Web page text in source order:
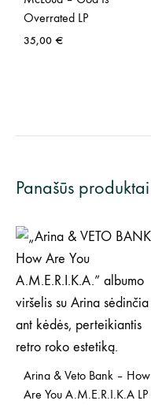
Overrated LP
35,00 €
Panašūs produktai
Arina & Veto Bank – How
Are You A.M.E.R.I.K.A LP